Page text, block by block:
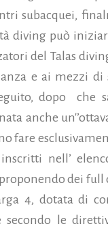
subacquei,
diving può
del Talas
e ai mezzi di
dopo che
anche
fare
nell’
dei full
4, dotata di
le